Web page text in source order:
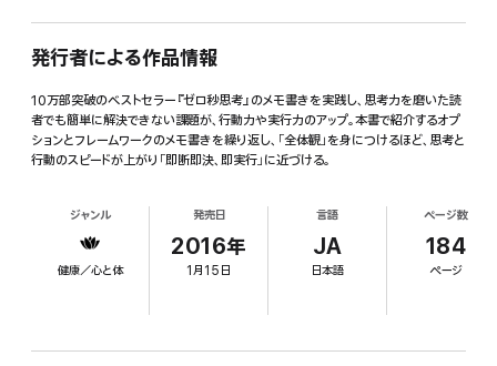
発行者による作品情報
10万部突破のベストセラー『ゼロ秒思考』のメモ書きを実践し、思考力を磨いた読
者でも簡単に解決できない課題が、行動力や実行力のアップ。本書で紹介するオプ
ションとフレームワークのメモ書きを繰り返し、「全体観」を身につけるほど、思考と
行動のスピードが上がり「即断即決、即実行」に近づける。
ジャンル
健康／心と体
発売日
2016年
1月15日
言語
JA
日本語
ページ数
184
ページ